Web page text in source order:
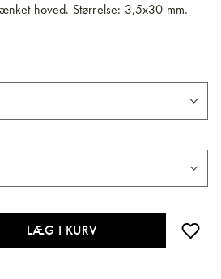
hoved. Størrelse: 3,5x30 mm.
LÆG I KURV